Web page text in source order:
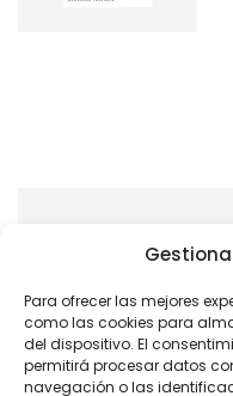
Para ofrecer las mejores
como las cookies para
del dispositivo. El
permitirá procesar datos
navegación o las